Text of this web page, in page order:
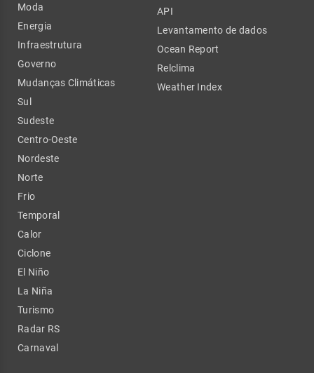
Moda
Energia
Infraestrutura
Governo
Mudanças Climáticas
Sul
Sudeste
Centro-Oeste
Nordeste
Norte
Frio
Temporal
Calor
Ciclone
El Niño
La Niña
Turismo
Radar RS
Carnaval
API
Levantamento de dados
Ocean Report
Relclima
Weather Index